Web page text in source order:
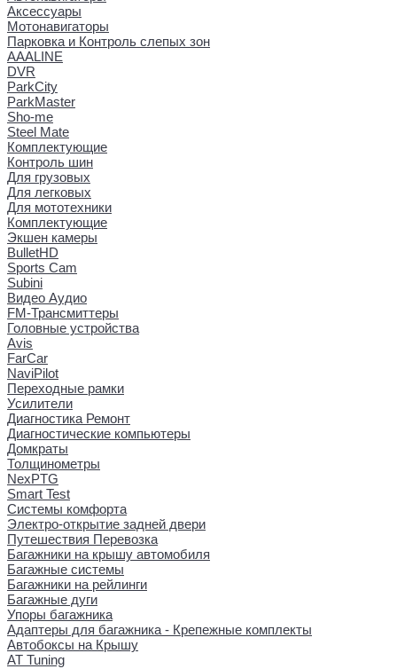
Аксессуары
Мотонавигаторы
Парковка и Контроль слепых зон
AAALINE
DVR
ParkCity
ParkMaster
Sho-me
Steel Mate
Комплектующие
Контроль шин
Для грузовых
Для легковых
Для мототехники
Комплектующие
Экшен камеры
BulletHD
Sports Cam
Subini
Видео Аудио
FM-Трансмиттеры
Головные устройства
Avis
FarCar
NaviPilot
Переходные рамки
Усилители
Диагностика Ремонт
Диагностические компьютеры
Домкраты
Толщинометры
NexPTG
Smart Test
Системы комфорта
Электро-открытие задней двери
Путешествия Перевозка
Багажники на крышу автомобиля
Багажные системы
Багажники на рейлинги
Багажные дуги
Упоры багажника
Адаптеры для багажника - Крепежные комплекты
Автобоксы на Крышу
AT Tuning